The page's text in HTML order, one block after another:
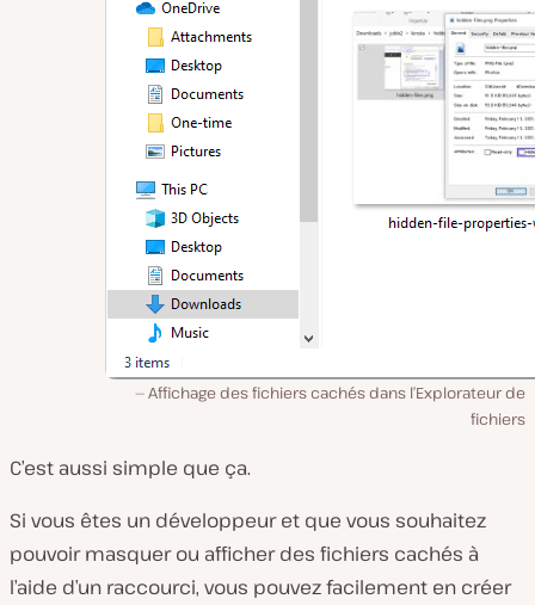
Affichage des fichiers cachés dans l’Explorateur de
fichiers
C’est aussi simple que ça.
Si vous êtes un développeur et que vous souhaitez
pouvoir masquer ou afficher des fichiers cachés à
l’aide d’un raccourci, vous pouvez facilement en créer